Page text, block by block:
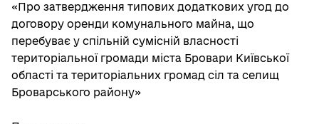
«Про затвердження типових додаткових угод до
договору оренди комунального майна, що
перебуває у спільній сумісній власності
територіальної громади міста Бровари Київської
області та територіальних громад сіл та селищ
Броварського району»